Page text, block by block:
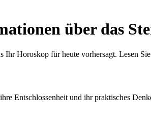
über das
Horoskop für heute vorhersagt. Lesen
Entschlossenheit und ihr praktisches